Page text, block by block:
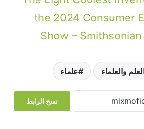
the 2024 Consumer
Show –
العلم والعلماء علماء
نسخ الرابط